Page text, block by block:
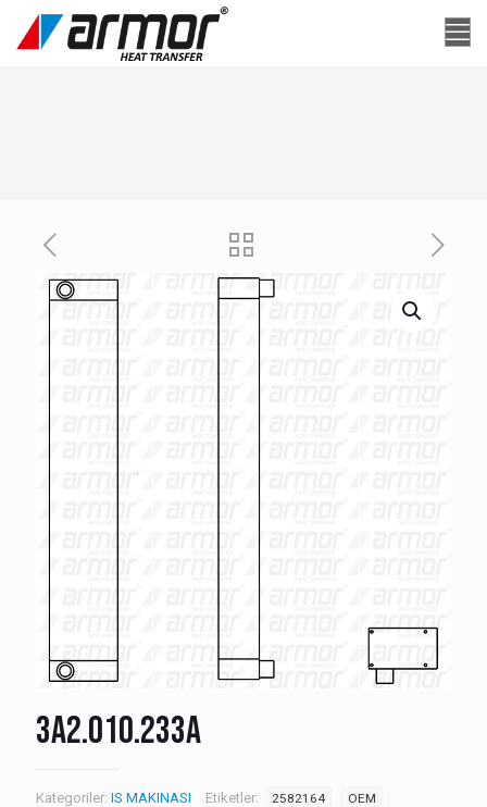
3A2.010.233A
Kategoriler: IS MAKINASI Etiketler: 2582164 OEM